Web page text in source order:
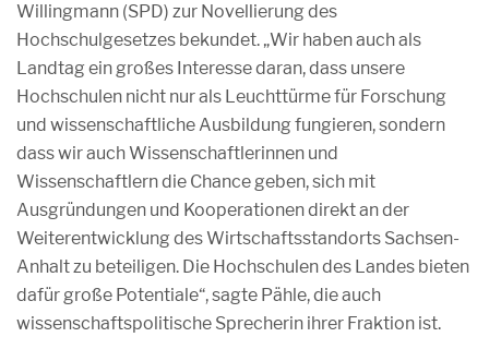
Willingmann (SPD) zur Novellierung des
Hochschulgesetzes bekundet. „Wir haben auch als
Landtag ein großes Interesse daran, dass unsere
Hochschulen nicht nur als Leuchttürme für Forschung
und wissenschaftliche Ausbildung fungieren, sondern
dass wir auch Wissenschaftlerinnen und
Wissenschaftlern die Chance geben, sich mit
Ausgründungen und Kooperationen direkt an der
Weiterentwicklung des Wirtschaftsstandorts Sachsen-
Anhalt zu beteiligen. Die Hochschulen des Landes bieten
dafür große Potentiale“, sagte Pähle, die auch
wissenschaftspolitische Sprecherin ihrer Fraktion ist.